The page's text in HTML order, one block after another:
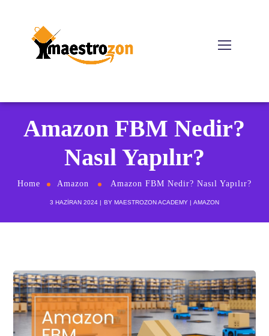
Amazon FBM Nedir?
Nasıl Yapılır?
Home Amazon Amazon FBM Nedir? Nasıl Yapılır?
3 HAZIRAN 2024 BY MAESTROZON ACADEMY AMAZON